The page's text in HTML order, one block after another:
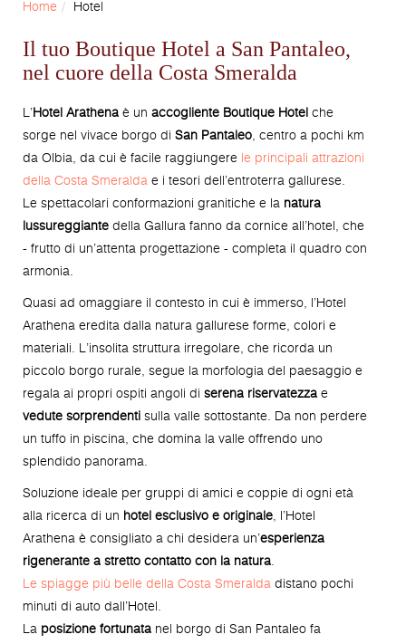
Home Hotel
Il tuo Boutique Hotel a San Pantaleo,
nel cuore della Costa Smeralda
L’Hotel Arathena è un accogliente Boutique Hotel che
sorge nel vivace borgo di San Pantaleo , centro a pochi km
da Olbia, da cui è facile raggiungere le principali attrazioni
della Costa Smeralda e i tesori dell’entroterra gallurese.
Le spettacolari conformazioni granitiche e la natura
lussureggiante della Gallura fanno da cornice all’hotel, che
- frutto di un’attenta progettazione - completa il quadro con
armonia.
Quasi ad omaggiare il contesto in cui è immerso, l’Hotel
Arathena eredita dalla natura gallurese forme, colori e
materiali. L’insolita struttura irregolare, che ricorda un
piccolo borgo rurale, segue la morfologia del paesaggio e
regala ai propri ospiti angoli di serena riservatezza e
vedute sorprendenti sulla valle sottostante. Da non perdere
un tuffo in piscina, che domina la valle offrendo uno
splendido panorama.
Soluzione ideale per gruppi di amici e coppie di ogni età
alla ricerca di un hotel esclusivo e originale , l’Hotel
Arathena è consigliato a chi desidera un’esperienza
rigenerante a stretto contatto con la natura
Le spiagge più belle della Costa Smeralda distano pochi
minuti di auto dall’Hotel.
La posizione fortunata nel borgo di San Pantaleo fa